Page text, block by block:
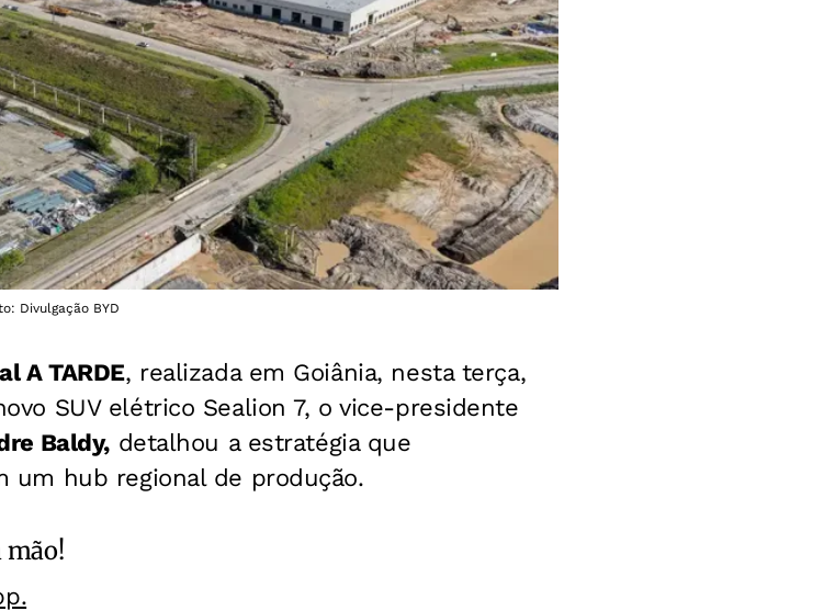
Divulgação BYD
A TARDE, realizada em Goiânia, nesta terça,
SUV elétrico Sealion 7, o vice-presidente
Baldy,detalhou a estratégia que
um hub regional de produção.